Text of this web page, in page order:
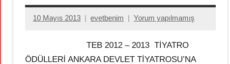
10 Mayıs 2013 evetbenim Yorum yapılmamış
TEB 2012 – 2013 TİYATRO
ÖDÜLLERİ ANKARA DEVLET TİYATROSU’NA